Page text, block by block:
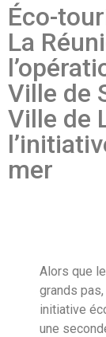
Éco-
La
Ville de
Ville de
mer
Alors que
grands
initiative
une